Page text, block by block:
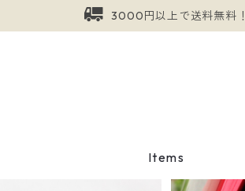
3000円以上で送料無料！
Items